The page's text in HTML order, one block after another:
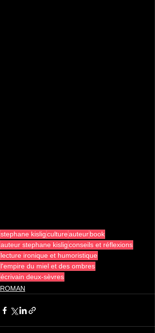
stephane kisligcultureauteurbook
auteur stephane kisligconseils et réflexions
lecture ironique et humoristique
l'empire du miel et des ombres
écrivain deux-sèvres
ROMAN